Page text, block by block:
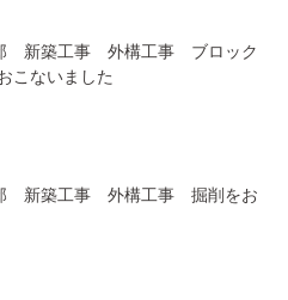
新築工事 外構工事 ブロック
こないました
新築工事 外構工事 掘削をお